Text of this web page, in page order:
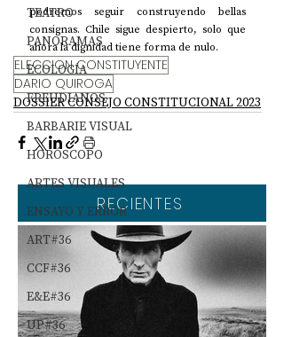
TEATRO
PANORAMAS
ECOLOGÍA
FREUDIANOS
BARBARIE VISUAL
HORÓSCOPO
ARTES VISUALES
ENSAYO Y ERROR
ART#36
CCF#36
E&E#36
UP#36
podremos seguir construyendo bellas
consignas. Chile sigue despierto, solo que
ahora la dignidad tiene forma de nulo.
ELECCION CONSTITUYENTE
DARIO QUIROGA
DOSSIER CONSEJO CONSTITUCIONAL 2023
RECIENTES